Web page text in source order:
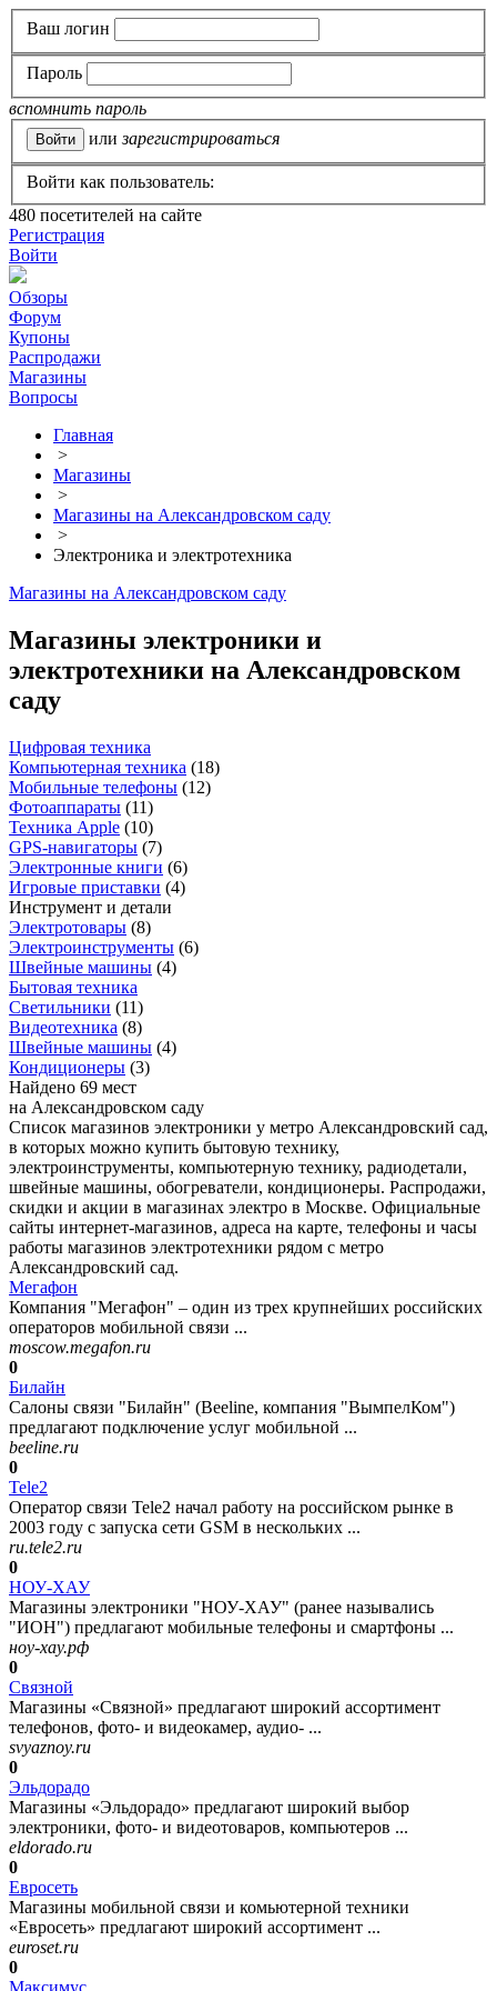
Ваш логин
Пароль
вспомнить пароль
или зарегистрироваться
Войти как пользователь:
480 посетителей на сайте
Регистрация
Войти
Обзоры
Форум
Купоны
Распродажи
Магазины
Вопросы
Главная
>
Магазины
>
Магазины на Александровском саду
>
Электроника и электротехника
Магазины на Александровском саду
Магазины электроники и
электротехники на Александровском
саду
Цифровая техника
Компьютерная техника (18)
Мобильные телефоны (12)
Фотоаппараты (11)
Техника Apple (10)
GPS-навигаторы (7)
Электронные книги (6)
Игровые приставки (4)
Инструмент и детали
Электротовары (8)
Электроинструменты (6)
Швейные машины (4)
Бытовая техника
Светильники (11)
Видеотехника (8)
Швейные машины (4)
Кондиционеры (3)
Найдено 69 мест
на Александровском саду
Список магазинов электроники у метро Александровский сад,
в которых можно купить бытовую технику,
электроинструменты, компьютерную технику, радиодетали,
швейные машины, обогреватели, кондиционеры. Распродажи,
скидки и акции в магазинах электро в Москве. Официальные
сайты интернет-магазинов, адреса на карте, телефоны и часы
работы магазинов электротехники рядом с метро
Александровский сад.
Мегафон
Компания "Мегафон" – один из трех крупнейших российских
операторов мобильной связи ...
moscow.megafon.ru
0
Билайн
Салоны связи "Билайн" (Beeline, компания "ВымпелКом")
предлагают подключение услуг мобильной ...
beeline.ru
0
Tele2
Оператор связи Tele2 начал работу на российском рынке в
2003 году с запуска сети GSM в нескольких ...
ru.tele2.ru
0
НОУ-ХАУ
Магазины электроники "НОУ-ХАУ" (ранее назывались
"ИОН") предлагают мобильные телефоны и смартфоны ...
ноу-хау.рф
0
Связной
Магазины «Связной» предлагают широкий ассортимент
телефонов, фото- и видеокамер, аудио- ...
svyaznoy.ru
0
Эльдорадо
Магазины «Эльдорадо» предлагают широкий выбор
электроники, фото- и видеотоваров, компьютеров ...
eldorado.ru
0
Евросеть
Магазины мобильной связи и комьютерной техники
«Евросеть» предлагают широкий ассортимент ...
euroset.ru
0